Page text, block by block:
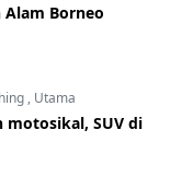
Alam Borneo
, Utama
motosikal, SUV di